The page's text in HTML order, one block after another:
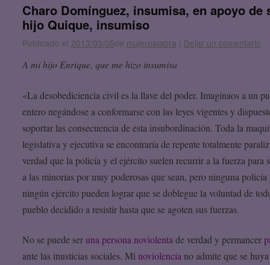
Charo Domínguez, insumisa, en apoyo de
hijo Quique, insumiso
Publicado el 2013/03/05de mujerpalabra | Dejar un comentario
A mi hijo Enrique, que me hizo insumisa
«La desobediciencia civil es la llave del poder. Imaginaos a un
entero negándose a conformarse con las leyes vigentes y
soportar las consecuencia de esta insubordinación. Toda la
legislativa y ejecutiva se encontraría de repente totalmente
verdad que la policía y el ejército suelen recurrir a la fuerza para
a las minorías por muy poderosas que sean, pero ninguna policía
ningún ejército pueden lograr que se doblegue la voluntad de
pueblo decidido a resistir hasta que se agoten sus fuerzas.
No se puede seruna persona noviolentade verdad y permancer
ante las inusticias sociales. Minoviolenciano admite que se